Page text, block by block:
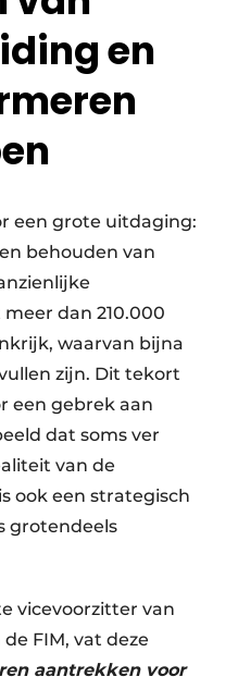
en
een grote uitdaging:
behouden van
dan 210.000
waarvan bijna
zijn. Dit tekort
een gebrek aan
dat soms ver
van de
ook een strategisch
grotendeels
vicevoorzitter van
FIM, vat deze
aantrekken voor